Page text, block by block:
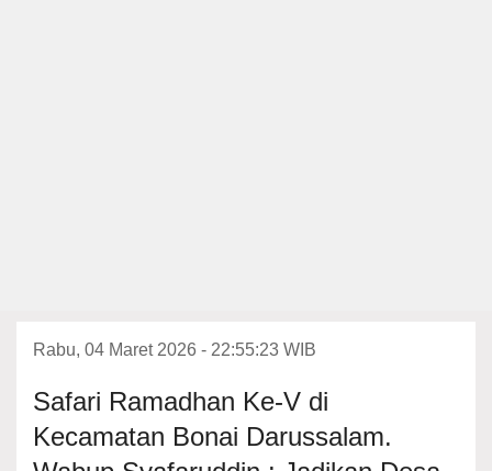
Rabu, 04 Maret 2026 - 22:55:23 WIB
Safari Ramadhan Ke-V di
Kecamatan Bonai Darussalam.